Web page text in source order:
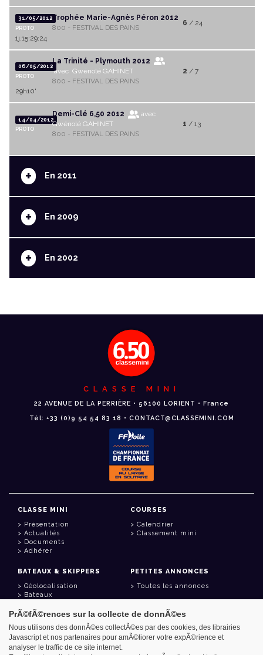
31/05/2012
PROTO
Trophée Marie-Agnès Péron 2012
800 - FESTIVAL DES PAINS
6 / 24
1j.15:29:24
06/05/2012
PROTO
La Trinité - Plymouth 2012
avec Gwénolé GAHINET
800 - FESTIVAL DES PAINS
2 / 7
29h10'
14/04/2012
PROTO
Demi-Clé 6,50 2012
avec
Gwénolé GAHINET
800 - FESTIVAL DES PAINS
1 / 13
+ En 2011
+ En 2009
+ En 2002
CLASSE MINI
22 AVENUE DE LA PERRIÈRE • 56100 LORIENT • France
Tél: +33 (0)9 54 54 83 18 • CONTACT@CLASSEMINI.COM
CLASSE MINI
Présentation
Actualités
Documents
Adhérer
COURSES
Calendrier
Classement mini
BATEAUX & SKIPPERS
Géolocalisation
Bateaux
PETITES ANNONCES
Toutes les annonces
LIENS UTILES
Espace adhérent
Contact
PrÃ©fÃ©rences sur la collecte de donnÃ©es
Nous utilisons des donnÃ©es collectÃ©es par des cookies, des librairies
Javascript et nos partenaires pour amÃ©liorer votre expÃ©rience et
analyser le traffic de ce site internet.